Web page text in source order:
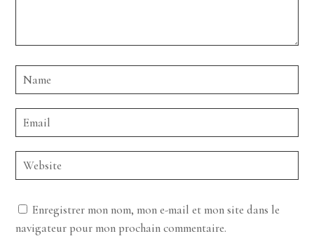
Enregistrer mon nom, mon e-mail et mon site dans le
navigateur pour mon prochain commentaire.